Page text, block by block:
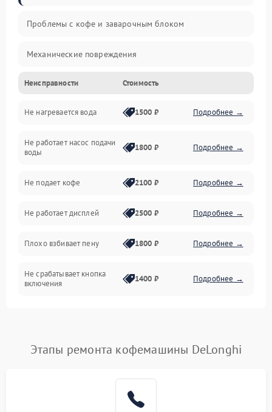
Проблемы с кофе и заварочным блоком
Механические повреждения
Прочие неисправности
Включение и работа
Проблемы с водой
Проблемы с капучинатором и паром
Управление и электроника
Программное обеспечение
Неисправности Стоимость
Не нагревается вода 1500 ₽ Подробнее →
Не работает насос подачи
воды
1800 ₽ Подробнее →
Не подает кофе 2100 ₽ Подробнее →
Не работает дисплей 2500 ₽ Подробнее →
Плохо взбивает пену 1800 ₽ Подробнее →
Не срабатывает кнопка
включения
1400 ₽ Подробнее →
Постоянные сбои в работе Подробнее →
Этапы ремонта кофемашины DeLonghi